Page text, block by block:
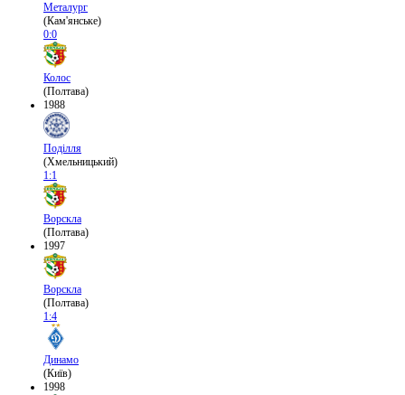
Металург
(Кам'янське)
0:0
Колос
(Полтава)
1988
Поділля
(Хмельницький)
1:1
Ворскла
(Полтава)
1997
Ворскла
(Полтава)
1:4
Динамо
(Київ)
1998